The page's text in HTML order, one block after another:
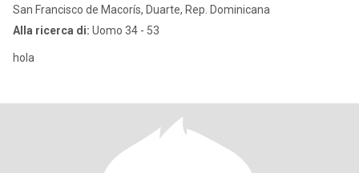
San Francisco de Macorís, Duarte, Rep. Dominicana
Alla ricerca di: Uomo 34 - 53
hola